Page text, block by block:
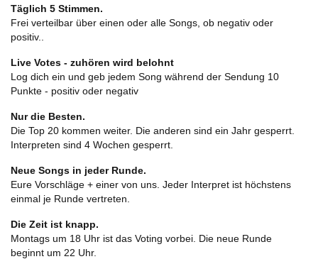
Täglich 5 Stimmen.
Frei verteilbar über einen oder alle Songs, ob negativ oder
positiv..
Live Votes - zuhören wird belohnt
Log dich ein und geb jedem Song während der Sendung 10
Punkte - positiv oder negativ
Nur die Besten.
Die Top 20 kommen weiter. Die anderen sind ein Jahr gesperrt.
Interpreten sind 4 Wochen gesperrt.
Neue Songs in jeder Runde.
Eure Vorschläge + einer von uns. Jeder Interpret ist höchstens
einmal je Runde vertreten.
Die Zeit ist knapp.
Montags um 18 Uhr ist das Voting vorbei. Die neue Runde
beginnt um 22 Uhr.